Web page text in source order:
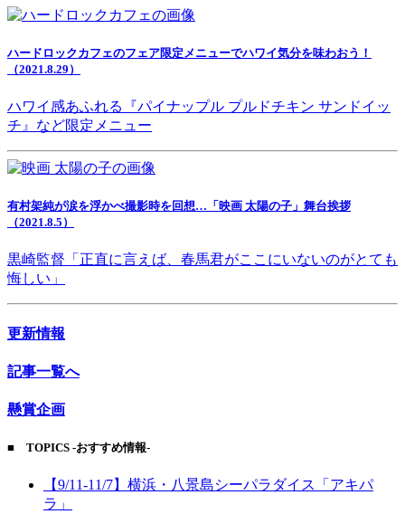
ハードロックカフェのフェア限定メニューでハワイ気分を味わおう！
（2021.8.29）
ハワイ感あふれる『パイナップル プルドチキン サンドイッ
チ』など限定メニュー
有村架純が涙を浮かべ撮影時を回想…「映画 太陽の子」舞台挨拶
（2021.8.5）
黒崎監督「正直に言えば、春馬君がここにいないのがとても
悔しい」
更新情報
記事一覧へ
懸賞企画
■ TOPICS -おすすめ情報-
【9/11-11/7】横浜・八景島シーパラダイス「アキパ
ラ」